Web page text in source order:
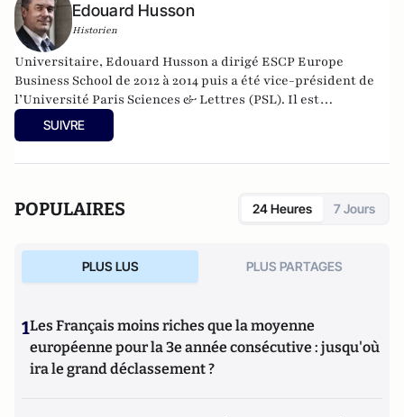
Edouard Husson
Historien
Universitaire, Edouard Husson a dirigé ESCP Europe
Business School de 2012 à 2014puis a été vice-président de
l’Université Paris Sciences & Lettres (PSL). Il est
actuellement professeur à l’Institut Franco-Allemand
d’Etudes Européennes (à l’Université de Cergy-Pontoise).
d’ouvrages et de nombreux articles sur l’histoire de
mondialisations, l’histoire de la monnaie, l’histoire du
nazisme et des autres violences de masse au XXème siècle
ou l’histoire des relations internationales et des conflits
Benjamin Disraëli.
SUIVRE
POPULAIRES 24 Heures 7 Jours
PLUS LUS PLUS PARTAGES
1Les Français moins riches que la moyenne
européenne pour la 3e année consécutive : jusqu'où
ira le grand déclassement ?